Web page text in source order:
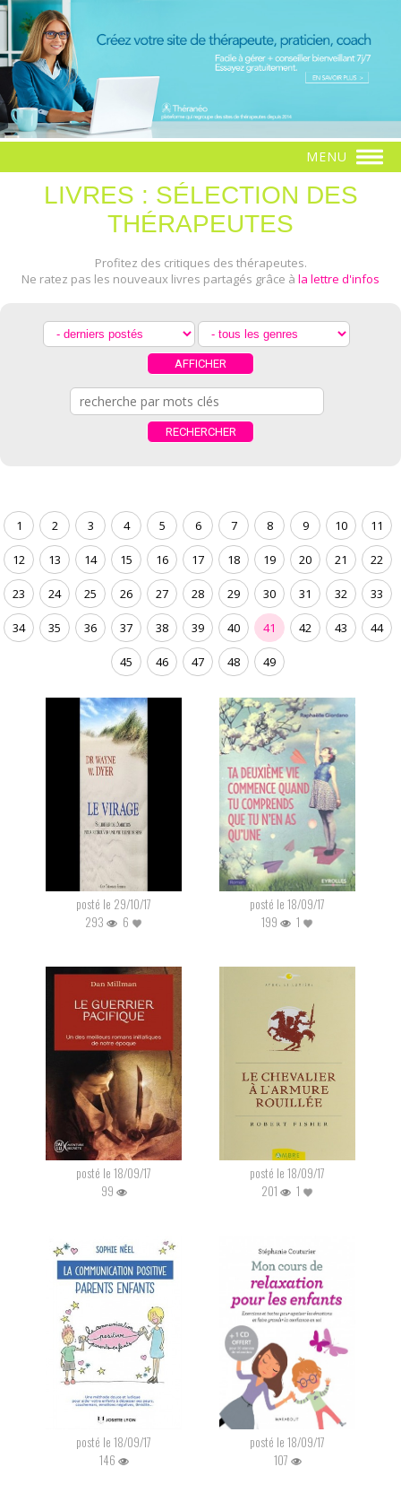
MENU
LIVRES : SÉLECTION DES
THÉRAPEUTES
Profitez des critiques des thérapeutes.
Ne ratez pas les nouveaux livres partagés grâce à la lettre d'infos
1 2 3 4 5 6 7 8 9 10 11
12 13 14 15 16 17 18 19 20 21 22
23 24 25 26 27 28 29 30 31 32 33
34 35 36 37 38 39 40 41 42 43 44
45 46 47 48 49
posté le 29/10/17
293
6
posté le 18/09/17
199
1
posté le 18/09/17
99
posté le 18/09/17
201
1
posté le 18/09/17
146
posté le 18/09/17
107